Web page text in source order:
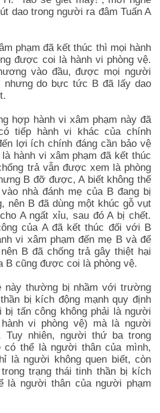
dao trong người ra đâm Tuấn A
phạm đã kết thúc thì mọi hành
được coi là hành vi phòng vệ.
vào đầu, được mọi người
nhưng do bực tức B đã lấy dao
hợp hành vi xâm phạm này đã
tiếp hành vi khác của chính
lợi ích chính đáng cần bảo vệ
hành vi xâm phạm đã kết thúc
trả vẫn được xem là phòng
B đỡ được, A biết không thể
nhà đánh mẹ của B đang bị
nên B đã dùng một khúc gỗ vụt
A ngất xỉu, sau đó A bị chết.
của A đã kết thúc đối với B
vi xâm phạm đến mẹ B và để
B đã chống trả gây thiệt hại
B cũng được coi là phòng vệ.
này thường bị nhầm với trường
bị kích động mạnh quy định
tấn công không phải là người
vi phòng vệ) mà là người
Tuy nhiên, người thứ ba trong
có thể là người thân của mình,
là người không quen biết, còn
trạng thái tinh thần bị kích
là người thân của người phạm